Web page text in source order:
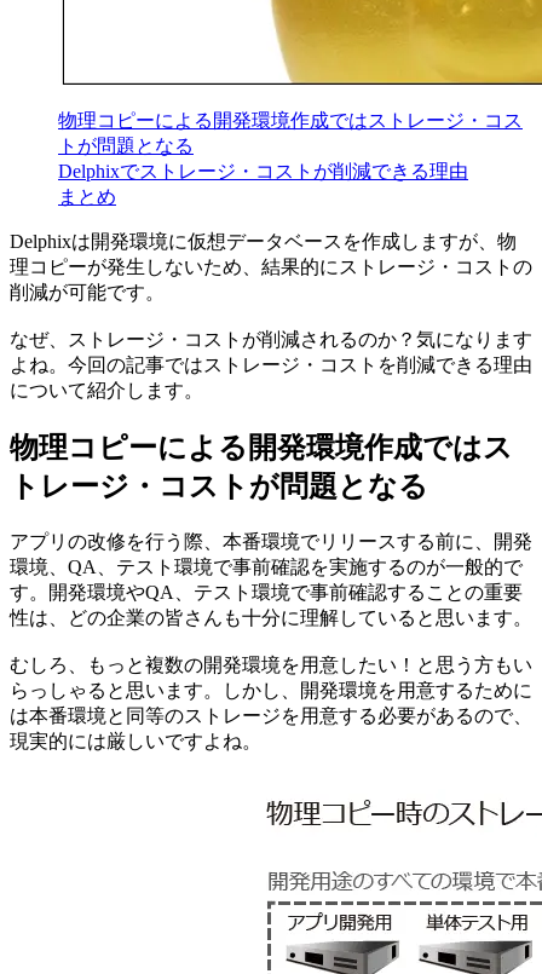
物理コピーによる開発環境作成ではストレージ・コス
トが問題となる
Delphixでストレージ・コストが削減できる理由
まとめ
Delphixは開発環境に仮想データベースを作成しますが、物
理コピーが発生しないため、結果的にストレージ・コストの
削減が可能です。
なぜ、ストレージ・コストが削減されるのか？気になります
よね。今回の記事ではストレージ・コストを削減できる理由
について紹介します。
物理コピーによる開発環境作成ではス
トレージ・コストが問題となる
アプリの改修を行う際、本番環境でリリースする前に、開発
環境、QA、テスト環境で事前確認を実施するのが一般的で
す。開発環境やQA、テスト環境で事前確認することの重要
性は、どの企業の皆さんも十分に理解していると思います。
むしろ、もっと複数の開発環境を用意したい！と思う方もい
らっしゃると思います。しかし、開発環境を用意するために
は本番環境と同等のストレージを用意する必要があるので、
現実的には厳しいですよね。